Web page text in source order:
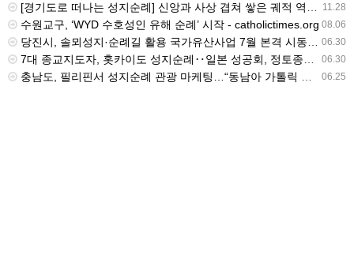
11.28
[경기도로 떠나는 성지순례] 신앙과 사상 겹쳐 쌓은 궤적 역동하는 도시를 이루다 - v.daum.net
08.06
수원교구, ‘WYD 수호성인 유해 순례’ 시작 - catholictimes.org
06.30
당진시, 솔뫼성지·순례길 활용 국가유산사업 7월 본격 시동 - 밥상뉴스
06.30
7대 종교지도자, 홋카이도 성지순례‥일본 성공회, 정토종과 교류 - btnnews.tv
06.25
충남도, 필리핀서 성지순례 관광 마케팅…“동남아 가톨릭 시장 공략” - newskorea.ne.kr